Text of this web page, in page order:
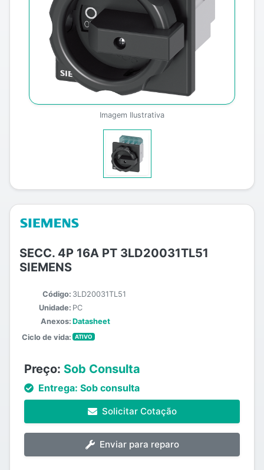
Imagem Ilustrativa
SECC. 4P 16A PT 3LD20031TL51
SIEMENS
Código: 3LD20031TL51
Unidade: PC
Anexos: Datasheet
Ciclo de vida:
ATIVO
Preço: Sob Consulta
Entrega: Sob consulta
Solicitar Cotação
Enviar para reparo